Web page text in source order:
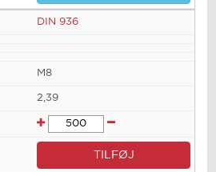
DIN 936
M8
2,39
TILFØJ